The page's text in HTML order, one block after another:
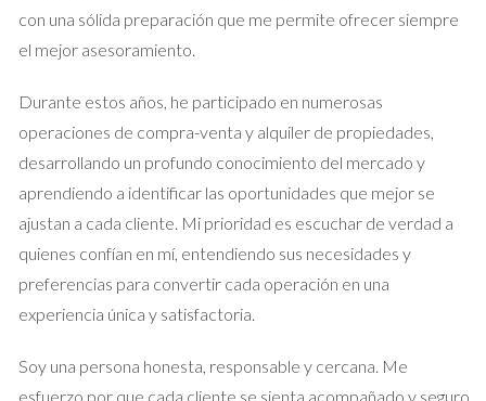
Caso 3: Inversiones en el Extranjero
empresas extranjeras, también podrías enfrentarte a la doble
imposición. En este caso, algunos países aplican retenciones
sobre los dividendos o intereses pagados a inversores
extranjeros. Sin embargo, gracias a los convenios fiscales,
podrías recuperar parte de esos impuestos. Por ejemplo, si
recibes dividendos de una empresa estadounidense mientras
resides en España, podrías estar sujeto a una retención del
30% en EE.UU., pero gracias al tratado entre ambos países,
declaración fiscal en España.
con una sólida preparación que me permite ofrecer siempre
el mejor asesoramiento.
Durante estos años, he participado en numerosas
operaciones de compra-venta y alquiler de propiedades,
desarrollando un profundo conocimiento del mercado y
aprendiendo a identificar las oportunidades que mejor se
ajustan a cada cliente. Mi prioridad es escuchar de verdad a
quienes confían en mí, entendiendo sus necesidades y
preferencias para convertir cada operación en una
experiencia única y satisfactoria.
Soy una persona honesta, responsable y cercana. Me
esfuerzo por que cada cliente se sienta acompañado y seguro